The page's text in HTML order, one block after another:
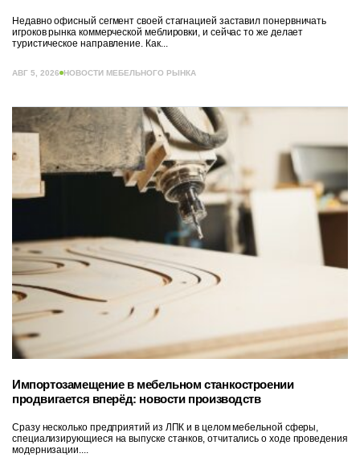
Недавно офисный сегмент своей стагнацией заставил понервничать
игроков рынка коммерческой меблировки, и сейчас то же делает
туристическое направление. Как...
АВГ 5, 2026 НОВОСТИ МЕБЕЛЬНОГО РЫНКА
Импортозамещение в мебельном станкостроении
продвигается вперёд: новости производств
Сразу несколько предприятий из ЛПК и в целом мебельной сферы,
специализирующиеся на выпуске станков, отчитались о ходе проведения
модернизации....